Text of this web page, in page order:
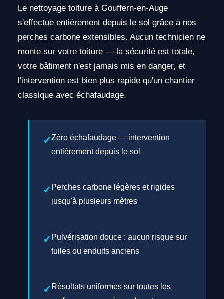
Le nettoyage toiture à Gouffern-en-Auge
s'effectue entièrement depuis le sol grâce à nos
perches carbone extensibles. Aucun technicien ne
monte sur votre toiture — la sécurité est totale,
votre bâtiment n'est jamais mis en danger, et
l'intervention est bien plus rapide qu'un chantier
classique avec échafaudage.
Zéro échafaudage — intervention
entièrement depuis le sol
Perches carbone légères et rigides
jusqu'à plusieurs mètres
Pulvérisation douce : aucun risque sur
tuiles ou enduits anciens
Résultats uniformes sur toutes les